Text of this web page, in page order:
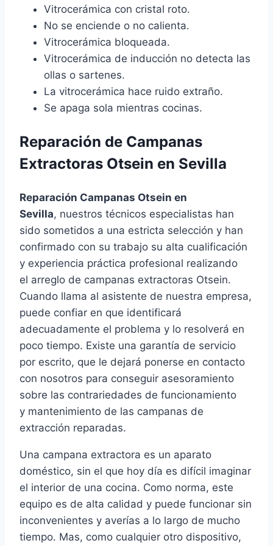
Vitrocerámica con cristal roto.
No se enciende o no calienta.
Vitrocerámica bloqueada.
Vitrocerámica de inducción no detecta las
ollas o sartenes.
La vitrocerámica hace ruido extraño.
Se apaga sola mientras cocinas.
Reparación de Campanas
Extractoras Otsein en Sevilla
Reparación Campanas Otsein en
Sevilla, nuestros técnicos especialistas han
sido sometidos a una estricta selección y han
confirmado con su trabajo su alta cualificación
y experiencia práctica profesional realizando
el arreglo de campanas extractoras Otsein.
Cuando llama al asistente de nuestra empresa,
puede confiar en que identificará
adecuadamente el problema y lo resolverá en
poco tiempo. Existe una garantía de servicio
por escrito, que le dejará ponerse en contacto
con nosotros para conseguir asesoramiento
sobre las contrariedades de funcionamiento
y mantenimiento de las campanas de
extracción reparadas.
Una campana extractora es un aparato
doméstico, sin el que hoy día es difícil imaginar
el interior de una cocina. Como norma, este
equipo es de alta calidad y puede funcionar sin
inconvenientes y averías a lo largo de mucho
tiempo. Mas, como cualquier otro dispositivo,